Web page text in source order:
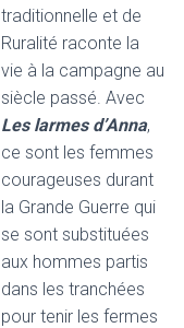
traditionnelle et de
Ruralité raconte la
vie à la campagne au
siècle passé. Avec
Les larmes d’Anna,
ce sont les femmes
courageuses durant
la Grande Guerre qui
se sont substituées
aux hommes partis
dans les tranchées
pour tenir les fermes